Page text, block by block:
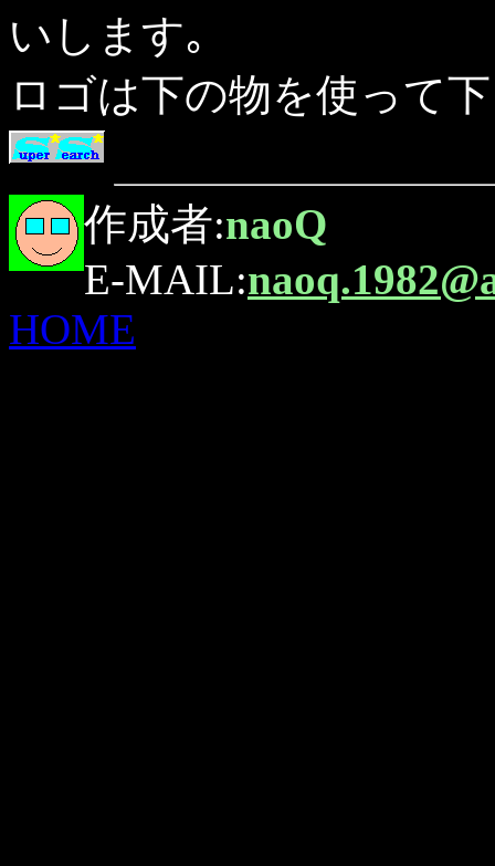
いします｡
ロゴは下の物を使って
作成者:naoQ
E-MAIL:
HOME